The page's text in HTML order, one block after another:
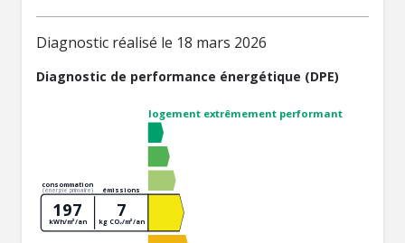
Diagnostic réalisé le 18 mars 2026
Diagnostic de performance énergétique (DPE)
logement extrêmement performant
consommation
(énergie primaire) émissions
197
kWh/m²/an
7
kg CO₂/m²/an